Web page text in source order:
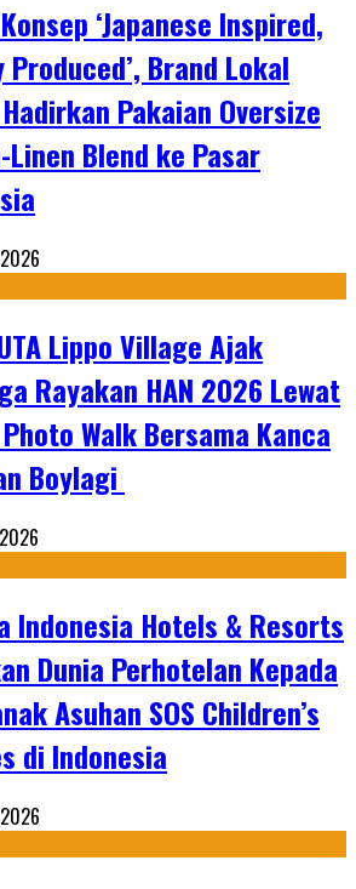
‘Japanese Inspired,
Brand Lokal
Pakaian Oversize
Blend ke Pasar
Lippo Village Ajak
Rayakan HAN 2026 Lewat
Walk Bersama Kanca
Boylagi
Indonesia Hotels & Resorts
Dunia Perhotelan Kepada
Asuhan SOS Children’s
di Indonesia